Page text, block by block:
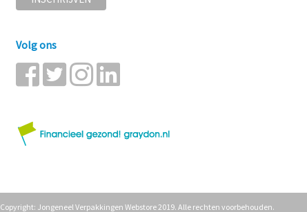
Volg ons
Copyright: Jongeneel Verpakkingen Webstore 2019. Alle rechten voorbehouden.